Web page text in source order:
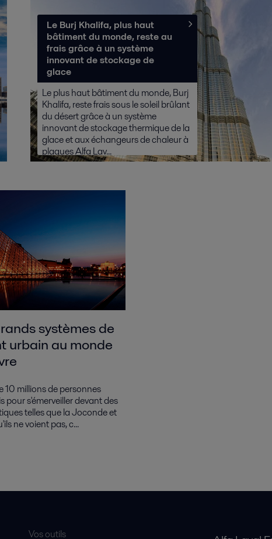
Le Burj Khalifa, plus haut
bâtiment du monde, reste au
frais grâce à un système
innovant de stockage de
glace
Le plus haut bâtiment du monde, Burj
Khalifa, reste frais sous le soleil brûlant
du désert grâce à un système
innovant de stockage thermique de la
glace et aux échangeurs de chaleur à
plaques Alfa Lav...
systèmes de
urbain au monde
10 millions de personnes
pour s'émerveiller devant des
telles que la Joconde et
ne voient pas, c...
Vos outils